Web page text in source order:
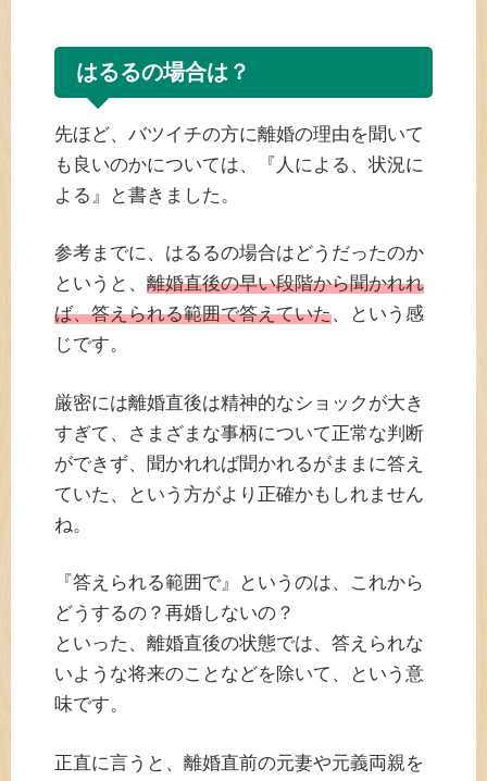
はるるの場合は？
先ほど、バツイチの方に離婚の理由を聞いて
も良いのかについては、『人による、状況に
よる』と書きました。
参考までに、はるるの場合はどうだったのか
というと、 離婚直後の早い段階から聞かれれ
ば、答えられる範囲で答えていた、という感
じです。
厳密には離婚直後は精神的なショックが大き
すぎて、さまざまな事柄について正常な判断
ができず、聞かれれば聞かれるがままに答え
ていた、という方がより正確かもしれません
ね。
『答えられる範囲で』というのは、これから
どうするの？再婚しないの？
といった、離婚直後の状態では、答えられな
いような将来のことなどを除いて、という意
味です。
正直に言うと、離婚直前の元妻や元義両親を